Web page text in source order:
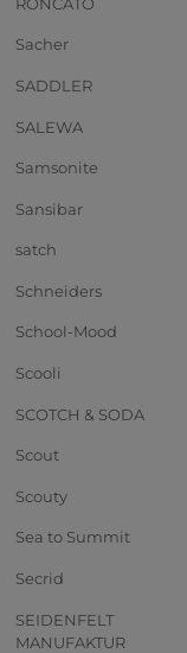
Sacher
SADDLER
SALEWA
Samsonite
Sansibar
satch
Schneiders
School-Mood
Scooli
SCOTCH & SODA
Scout
Scouty
Sea to Summit
Secrid
SEIDENFELT
MANUFAKTUR